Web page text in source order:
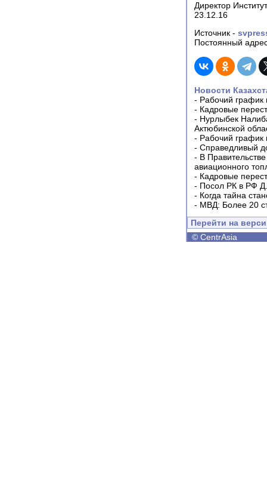
Директор
23.12.16
Источник -
Постоянный
Новости
- Рабочий график
- Кадровые
- Нурлыбек
Актюбинской
- Рабочий график
- Справедливый
- В
авиационного
- Кадровые
- Посол РК в РФ
- Когда тайна
- МВД: Более 20
Перейти на
© CentrAsia